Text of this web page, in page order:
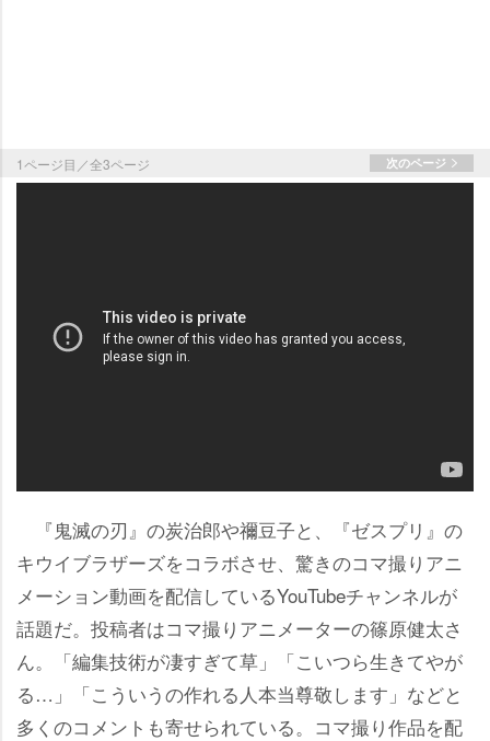
1ページ目／全3ページ 次のページ
『鬼滅の刃』の炭治郎や禰豆子と、『ゼスプリ』の
キウイブラザーズをコラボさせ、驚きのコマ撮りアニ
メーション動画を配信しているYouTubeチャンネルが
話題だ。投稿者はコマ撮りアニメーターの篠原健太さ
ん。「編集技術が凄すぎて草」「こいつら生きてやが
る…」「こういうの作れる人本当尊敬します」などと
多くのコメントも寄せられている。コマ撮り作品を配